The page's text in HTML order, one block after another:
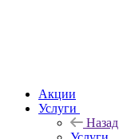
Акции
Услуги
Назад